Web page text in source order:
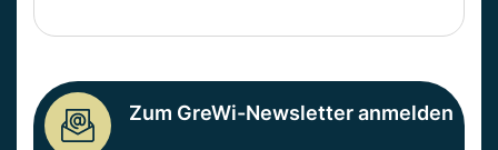
Zum GreWi-Newsletter anmelden